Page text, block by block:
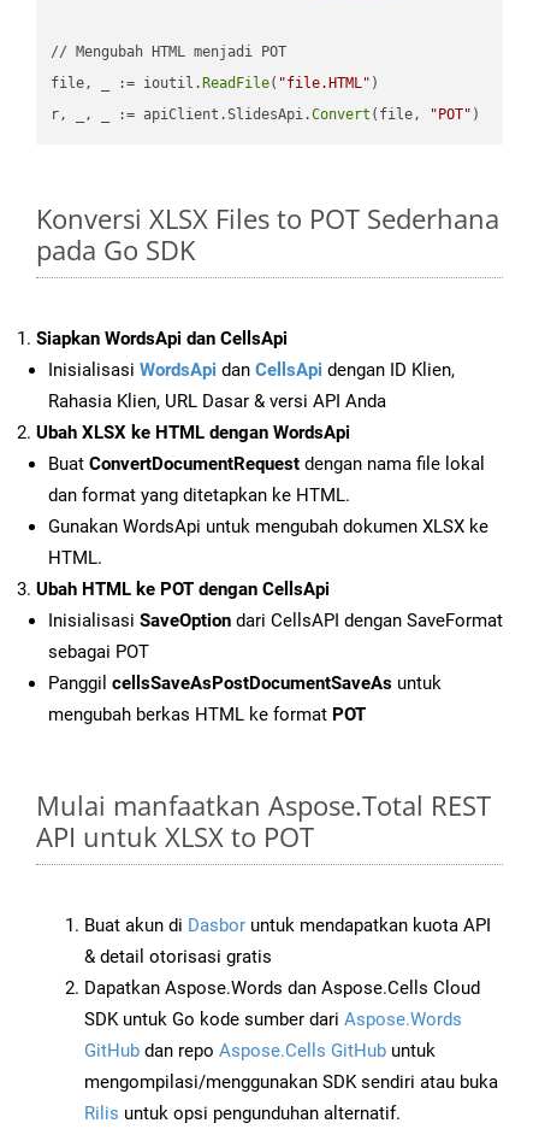
// Mengubah HTML menjadi POT
file, _ := ioutil. ReadFile( "file.HTML" )
r, _, _ := apiClient.SlidesApi.Convert (file, "POT"
Konversi XLSX Files to POT Sederhana
pada Go SDK
Siapkan WordsApi dan CellsApi
Inisialisasi WordsApi dan CellsApi dengan ID Klien,
Rahasia Klien, URL Dasar & versi API Anda
Ubah XLSX ke HTML dengan WordsApi
Buat ConvertDocumentRequest dengan nama file lokal
dan format yang ditetapkan ke HTML.
Gunakan WordsApi untuk mengubah dokumen XLSX ke
HTML.
Ubah HTML ke POT dengan CellsApi
Inisialisasi SaveOption dari CellsAPI dengan SaveFormat
sebagai POT
Panggil cellsSaveAsPostDocumentSaveAs untuk
mengubah berkas HTML ke format POT
Mulai manfaatkan Aspose.Total REST
API untuk XLSX to POT
Buat akun di Dasbor untuk mendapatkan kuota API
& detail otorisasi gratis
Dapatkan Aspose.Words dan Aspose.Cells Cloud
SDK untuk Go kode sumber dari Aspose.Words
GitHub dan repo Aspose.Cells GitHub untuk
mengompilasi/menggunakan SDK sendiri atau buka
Rilis untuk opsi pengunduhan alternatif.